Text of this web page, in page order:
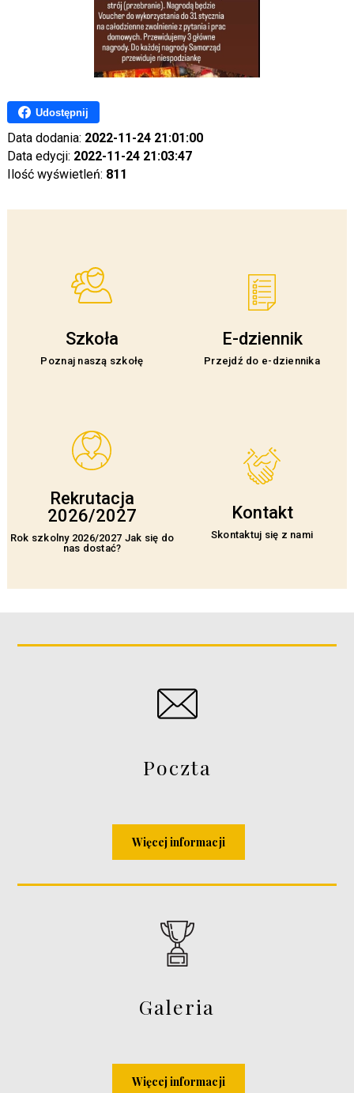
Udostępnij
Data dodania: 2022-11-24 21:01:00
Data edycji: 2022-11-24 21:03:47
Ilość wyświetleń: 811
Szkoła
Poznaj naszą szkołę
E-dziennik
Przejdź do e-dziennika
Rekrutacja
2026/2027
Rok szkolny 2026/2027 Jak się do
nas dostać?
Kontakt
Skontaktuj się z nami
Poczta
Więcej informacji
Galeria
Więcej informacji